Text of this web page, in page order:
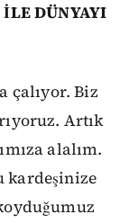
DÜNYAYI
çalıyor. Biz
Artık
alalım.
kardeşinize